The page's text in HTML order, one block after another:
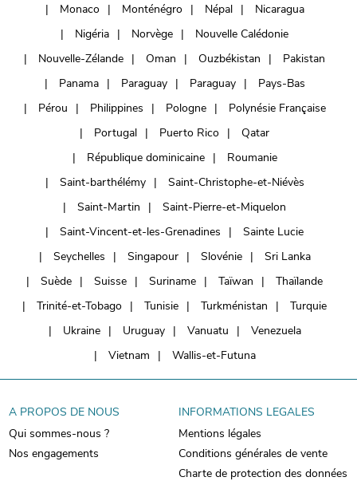
Monaco
Monténégro Népal
Nicaragua
Nigéria
Norvège
Nouvelle Calédonie
Nouvelle-Zélande
Oman Ouzbékistan
Pakistan
Panama
Paraguay Paraguay
Pays-Bas
Pérou
Philippines Pologne
Polynésie Française
Portugal
Puerto Rico
Qatar
République dominicaine
Roumanie
Saint-barthélémy
Saint-Christophe-et-Niévès
Saint-Martin
Saint-Pierre-et-Miquelon
Saint-Vincent-et-les-Grenadines
Sainte Lucie
Seychelles
Singapour Slovénie
Sri Lanka
Suède
Suisse Suriname Taïwan
Thaïlande
Trinité-et-Tobago
Tunisie Turkménistan
Turquie
Ukraine
Uruguay Vanuatu
Venezuela
Vietnam
Wallis-et-Futuna
A PROPOS DE NOUS
Qui sommes-nous ?
Nos engagements
INFORMATIONS LEGALES
Mentions légales
Conditions générales de vente
Charte de protection des données